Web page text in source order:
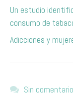
Un estudio
consumo de
Adicciones y
Sin